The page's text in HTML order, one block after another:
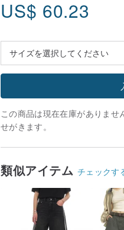
US$ 60.23
この商品は現在在庫がありま
せがきます。
類似アイテム チェックす